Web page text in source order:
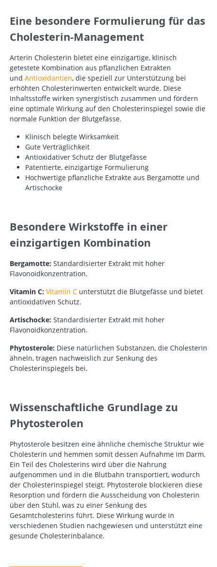
Eine besondere Formulierung für das
Cholesterin-Management
Arterin Cholesterin bietet eine einzigartige, klinisch
getestete Kombination aus pflanzlichen Extrakten
und Antioxidantien, die speziell zur Unterstützung bei
erhöhten Cholesterinwerten entwickelt wurde. Diese
Inhaltsstoffe wirken synergistisch zusammen und fördern
eine optimale Wirkung auf den Cholesterinspiegel sowie die
normale Funktion der Blutgefässe.
Klinisch belegte Wirksamkeit
Gute Verträglichkeit
Antioxidativer Schutz der Blutgefässe
Patentierte, einzigartige Formulierung
Hochwertige pflanzliche Extrakte aus Bergamotte und
Artischocke
Besondere Wirkstoffe in einer
einzigartigen Kombination
Bergamotte: Standardisierter Extrakt mit hoher
Flavonoidkonzentration.
Vitamin C: Vitamin C unterstützt die Blutgefässe und bietet
antioxidativen Schutz.
Artischocke: Standardisierter Extrakt mit hoher
Flavonoidkonzentration.
Phytosterole: Diese natürlichen Substanzen, die Cholesterin
ähneln, tragen nachweislich zur Senkung des
Cholesterinspiegels bei.
Wissenschaftliche Grundlage zu
Phytosterolen
Phytosterole besitzen eine ähnliche chemische Struktur wie
Cholesterin und hemmen somit dessen Aufnahme im Darm.
Ein Teil des Cholesterins wird über die Nahrung
aufgenommen und in die Blutbahn transportiert, wodurch
der Cholesterinspiegel steigt. Phytosterole blockieren diese
Resorption und fördern die Ausscheidung von Cholesterin
über den Stuhl, was zu einer Senkung des
Gesamtcholesterins führt. Diese Wirkung wurde in
verschiedenen Studien nachgewiesen und unterstützt eine
gesunde Cholesterinbalance.